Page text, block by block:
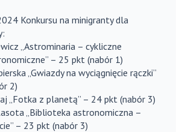
Konkursu na minigranty dla
„Astrominaria – cykliczne
– 25 pkt (nabór 1)
„Gwiazdy na wyciągnięcie rączki”
2)
„Fotka z planetą” – 24 pkt (nabór 3)
„Biblioteka astronomiczna –
– 23 pkt (nabór 3)